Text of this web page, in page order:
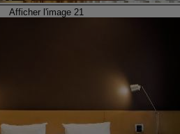
Afficher l'image 21